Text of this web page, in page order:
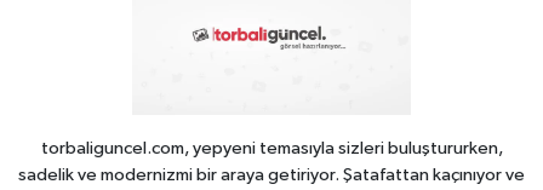
torbaliguncel.com, yepyeni temasıyla sizleri buluştururken,
sadelik ve modernizmi bir araya getiriyor. Şatafattan kaçınıyor ve